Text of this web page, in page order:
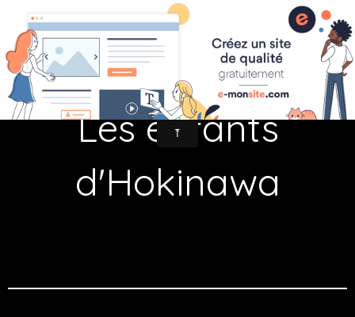
fr
Hokinawa - Descendance
Les enfants
d'Hokinawa